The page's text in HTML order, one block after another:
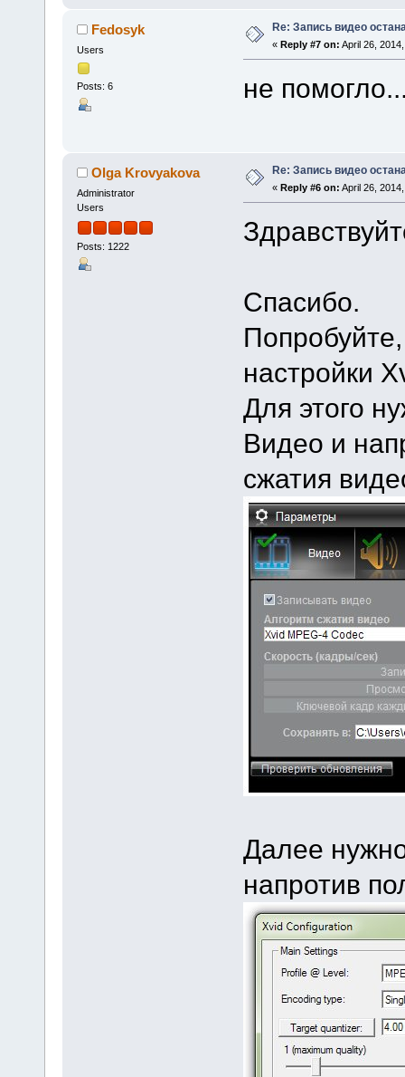
Fedosyk
Users
Posts: 6
Re: Запись видео
« Reply #7 on: April 26,
не
Olga Krovyakova
Administrator
Users
Posts: 1222
Re: Запись видео
« Reply #6 on: April 26,
Спасибо.
настройки
Для этого
Видео и
сжатия
Далее
напротив